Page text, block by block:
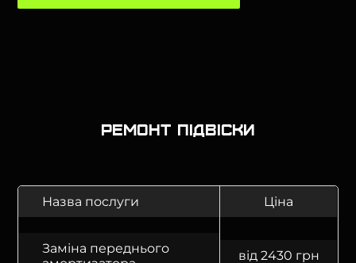
Ремонт підвіски
Назва послуги Ціна
Заміна переднього
від 2430 грн